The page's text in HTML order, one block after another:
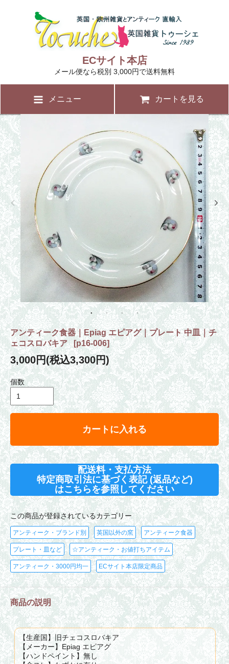
ECサイト本店
メール便なら税別 3,000円で送料無料
メニュー カートを見る
アンティーク食器｜Epiag エピアグ｜プレート 中皿｜チ
ェコスロバキア[p16-006]
3,000円(税込3,300円)
個数
カートに入れる
配送料・支払方法
特定商取引法に基づく表記 (返品など)
はこちらを参照してください
この商品が登録されているカテゴリー
アンティーク・ブランド別 英国以外の窯 アンティーク食器
プレート・皿など ☆アンティーク・お値打ちアイテム
アンティーク・3000円均一 ECサイト本店限定商品
商品の説明
【生産国】旧チェコスロバキア
【メーカー】Epiag エピアグ
【ハンドペイント】無し